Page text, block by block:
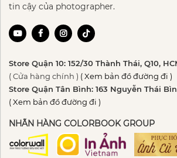
tin cậy của photographer.
Store Quận 10: 152/30 Thành Thái, Q10,
( Cửa hàng chính ) ( Xem bản đồ đường đi )
Store Quận Tân Bình: 163 Nguyễn Thái
( Xem bản đồ đường đi )
NHÃN HÀNG COLORBOOK GROUP